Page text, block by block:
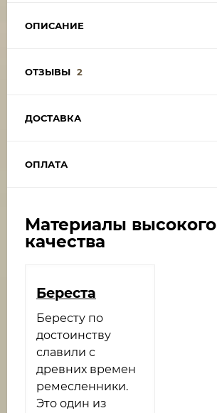
ОПИСАНИЕ
ОТЗЫВЫ 2
ДОСТАВКА
ОПЛАТА
Материалы высокого
качества
Береста
Бересту по
достоинству
славили с
древних времен
ремесленники.
Это один из